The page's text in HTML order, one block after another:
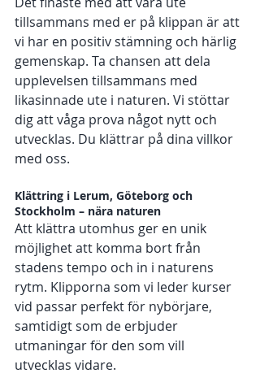
tillsammans med er på klippan är att
vi har en positiv stämning och härlig
gemenskap. Ta chansen att dela
upplevelsen tillsammans med
likasinnade ute i naturen. Vi stöttar
dig att våga prova något nytt och
utvecklas. Du klättrar på dina villkor
med oss.
Klättring i Lerum, Göteborg och
Stockholm – nära naturen
Att klättra utomhus ger en unik
möjlighet att komma bort från
stadens tempo och in i naturens
rytm. Klipporna som vi leder kurser
vid passar perfekt för nybörjare,
samtidigt som de erbjuder
utmaningar för den som vill
utvecklas vidare.